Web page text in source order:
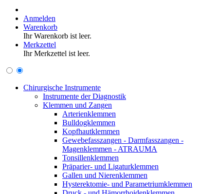
Anmelden
Warenkorb
Ihr Warenkorb ist leer.
Merkzettel
Ihr Merkzettel ist leer.
Chirurgische Instrumente
Instrumente der Diagnostik
Klemmen und Zangen
Arterienklemmen
Bulldogklemmen
Kopfhautklemmen
Gewebefasszangen - Darmfasszangen -
Magenklemmen - ATRAUMA
Tonsillenklemmen
Präparier- und Ligaturklemmen
Gallen und Nierenklemmen
Hysterektomie- und Parametriumklemmen